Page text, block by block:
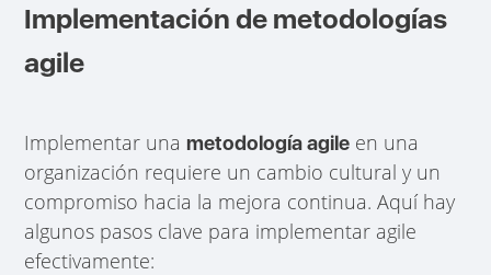
Implementación de metodologías
agile
Implementar unametodología agile en una
organización requiere un cambio cultural y un
compromiso hacia la mejora continua. Aquí hay
algunos pasos clave para implementar agile
efectivamente: